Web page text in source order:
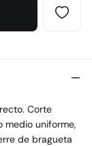
Corte
medio uniforme,
de bragueta